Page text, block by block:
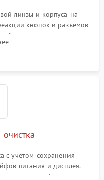
линзы и корпуса на
кнопок и разъемов
сигнатуры на экран,
системных
с учетом сохранения
питания и дисплея.
и пыли. Бережная